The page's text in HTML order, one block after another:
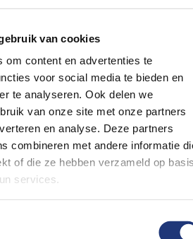
van cookies
om content en advertenties te
voor social media te bieden en
te analyseren. Ook delen we
van onze site met onze partners
en analyse. Deze partners
combineren met andere informatie
of die ze hebben verzameld op
services.
producten
Voeg
toe
aan
verlanglijst
Voeg
toe
aan